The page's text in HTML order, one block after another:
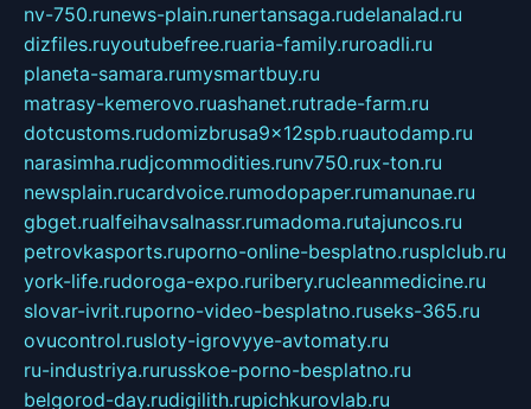
nv-750.runews-plain.runertansaga.rudelanalad.ru
dizfiles.ruyoutubefree.ruaria-family.ruroadli.ru
planeta-samara.rumysmartbuy.ru
matrasy-kemerovo.ruashanet.rutrade-farm.ru
dotcustoms.rudomizbrusa9x12spb.ruautodamp.ru
narasimha.rudjcommodities.runv750.rux-ton.ru
newsplain.rucardvoice.rumodopaper.rumanunae.ru
gbget.rualfeihavsalnassr.rumadoma.rutajuncos.ru
petrovkasports.ruporno-online-besplatno.rusplclub.ru
york-life.rudoroga-expo.ruribery.rucleanmedicine.ru
slovar-ivrit.ruporno-video-besplatno.ruseks-365.ru
ovucontrol.rusloty-igrovyye-avtomaty.ru
ru-industriya.rurusskoe-porno-besplatno.ru
belgorod-day.rudigilith.rupichkurovlab.ru